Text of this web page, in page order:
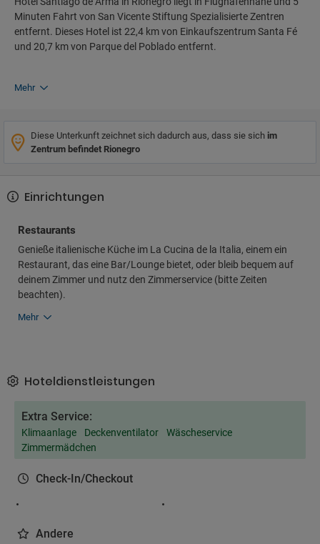
Minuten Fahrt von San Vicente Stiftung Spezialisierte Zentren
entfernt. Dieses Hotel ist 22,4 km von Einkaufszentrum Santa Fé
und 20,7 km von Parque del Poblado entfernt.
Mehr
Diese Unterkunft zeichnet sich dadurch aus, dass sie sich im
Zentrum befindet Rionegro
Einrichtungen
Restaurants
Genieße italienische Küche im La Cucina de la Italia, einem ein
Restaurant, das eine Bar/Lounge bietet, oder bleib bequem auf
deinem Zimmer und nutz den Zimmerservice (bitte Zeiten
beachten).
Mehr
Hoteldienstleistungen
Extra Service:
Klimaanlage Deckenventilator
Wäscheservice
Zimmermädchen
Check-In/Checkout
Andere